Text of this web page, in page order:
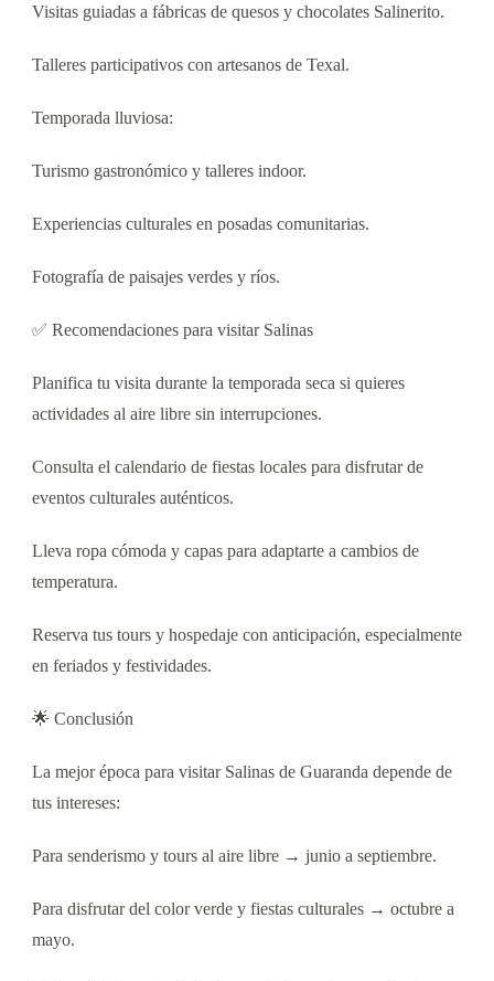
Visitas guiadas a fábricas de quesos y chocolates Salinerito.
Talleres participativos con artesanos de Texal.
Temporada lluviosa:
Turismo gastronómico y talleres indoor.
Experiencias culturales en posadas comunitarias.
Fotografía de paisajes verdes y ríos.
✅ Recomendaciones para visitar Salinas
Planifica tu visita durante la temporada seca si quieres
actividades al aire libre sin interrupciones.
Consulta el calendario de fiestas locales para disfrutar de
eventos culturales auténticos.
Lleva ropa cómoda y capas para adaptarte a cambios de
temperatura.
Reserva tus tours y hospedaje con anticipación, especialmente
en feriados y festividades.
🌟 Conclusión
La mejor época para visitar Salinas de Guaranda depende de
tus intereses:
Para senderismo y tours al aire libre → junio a septiembre.
Para disfrutar del color verde y fiestas culturales → octubre a
mayo.